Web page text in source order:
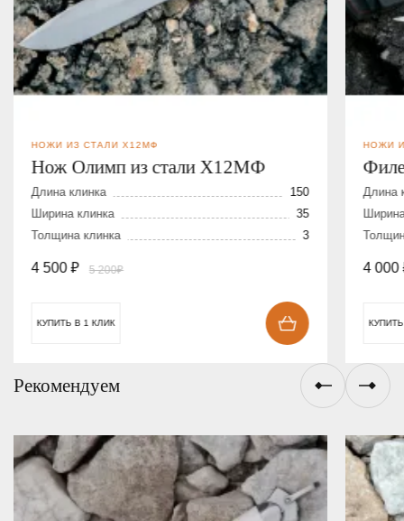
НОЖИ ИЗ СТАЛИ Х12МФ
Нож Олимп из стали Х12МФ
Длина клинка
150
Ширина клинка
35
Толщина клинка
3
4 500 ₽ 5 200₽
КУПИТЬ В 1 КЛИК
НОЖИ
Длина
4 000
Рекомендуем